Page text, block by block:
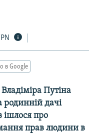
в Google
Путіна
родинній дачі
ішлося про
прав людини в